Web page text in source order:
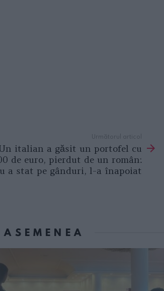
Următorul articol
italian a găsit un portofel cu
de euro, pierdut de un român:
a stat pe gânduri, l-a înapoiat